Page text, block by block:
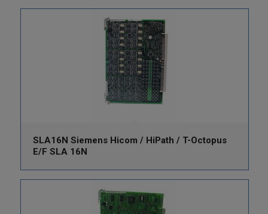
SLA16N Siemens Hicom / HiPath / T-Octopus
E/F SLA 16N